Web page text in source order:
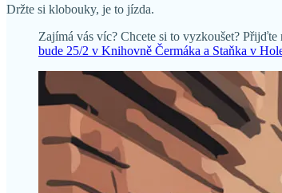
Držte si klobouky, je to jízda.
Zajímá vás víc? Chcete si to vyzkoušet? Přijďte
bude 25/2 v Knihovně Čermáka a Staňka v